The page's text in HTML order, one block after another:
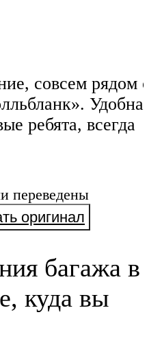
совсем рядом
ребята, всегда
переведены
оригинал
багажа в
куда вы